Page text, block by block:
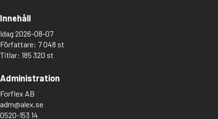
Innehåll
Idag 2026-08-07
Författare: 7 048 st
Titlar: 185 320 st
Administration
Forflex AB
adm@alex.se
0520-153 14